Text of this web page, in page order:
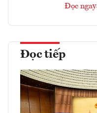
Đọc ngay
Đọc tiếp